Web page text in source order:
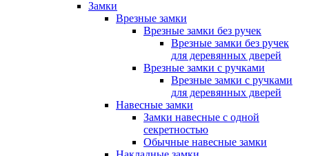
Замки
Врезные замки
Врезные замки без ручек
Врезные замки без ручек
для деревянных дверей
Врезные замки с ручками
Врезные замки с ручками
для деревянных дверей
Навесные замки
Замки навесные с одной
секретностью
Обычные навесные замки